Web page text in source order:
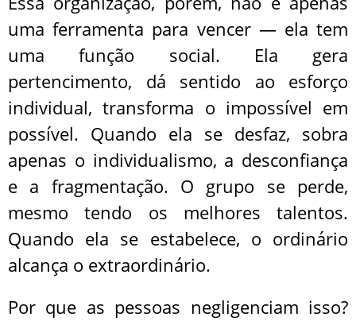
uma ferramenta para vencer — ela tem
uma função social. Ela gera
pertencimento, dá sentido ao esforço
individual, transforma o impossível em
possível. Quando ela se desfaz, sobra
apenas o individualismo, a desconfiança
e a fragmentação. O grupo se perde,
mesmo tendo os melhores talentos.
Quando ela se estabelece, o ordinário
alcança o extraordinário.
Por que as pessoas negligenciam isso?